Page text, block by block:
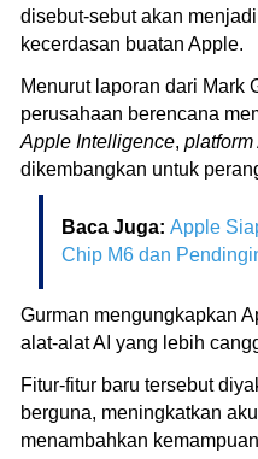
disebut-sebut akan
kecerdasan buatan Apple.
Menurut laporan dari Mark
perusahaan berencana
Apple Intelligence, platform
dikembangkan untuk
Baca Juga: Apple
Chip M6 dan
Gurman mengungkapkan
alat-alat AI yang lebih
Fitur-fitur baru tersebut
berguna, meningkatkan
menambahkan